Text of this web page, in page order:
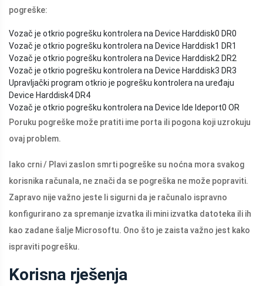
pogreške:
Vozač je otkrio pogrešku kontrolera na Device Harddisk0 DR0
Vozač je otkrio pogrešku kontrolera na Device Harddisk1 DR1
Vozač je otkrio pogrešku kontrolera na Device Harddisk2 DR2
Vozač je otkrio pogrešku kontrolera na Device Harddisk3 DR3
Upravljački program otkrio je pogrešku kontrolera na uređaju
Device Harddisk4 DR4
Vozač je otkrio pogrešku kontrolera na Device Ide Ideport0 OR
Poruku pogreške može pratiti ime porta ili pogona koji uzrokuju
ovaj problem.
Iako crni / Plavi zaslon smrti pogreške su noćna mora svakog
korisnika računala, ne znači da se pogreška ne može popraviti.
Zapravo nije važno jeste li sigurni da je računalo ispravno
konfigurirano za spremanje izvatka ili mini izvatka datoteka ili ih
kao zadane šalje Microsoftu. Ono što je zaista važno jest kako
ispraviti pogrešku.
Korisna rješenja